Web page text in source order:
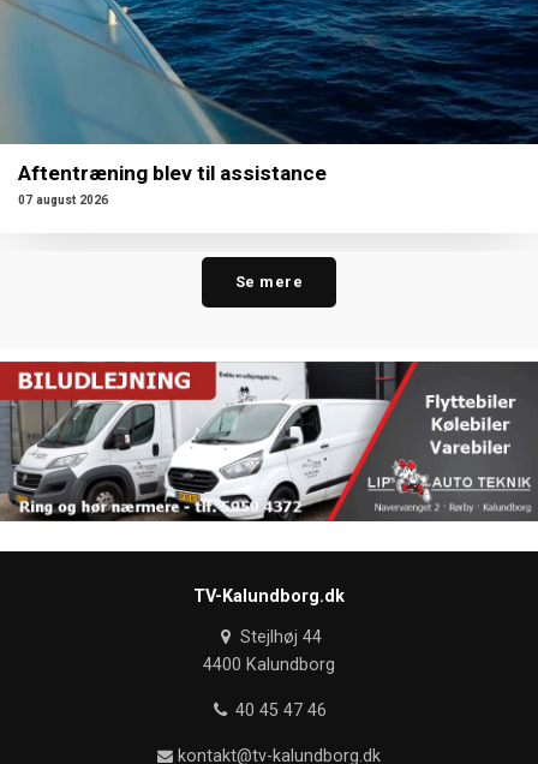
Aftentræning blev til assistance
07 august 2026
Se mere
TV-Kalundborg.dk
Stejlhøj 44
4400 Kalundborg
40 45 47 46
kontakt@tv-kalundborg.dk